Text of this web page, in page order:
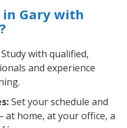
in Gary with
Study with qualified,
and experience
Set your schedule and
home, at your office, a